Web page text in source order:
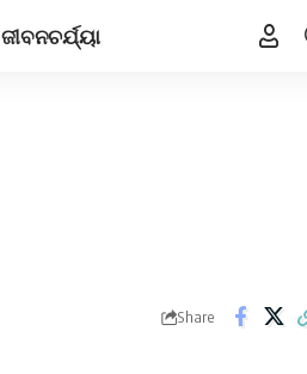
ଜୀବନଚର୍ଯ୍ୟା
Share